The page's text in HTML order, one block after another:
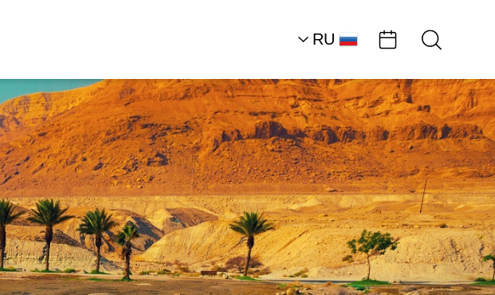
RU
EN
Южная часть района
Мертвого моря
Пляжи
Раздельный пляж:
мужской…